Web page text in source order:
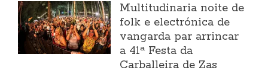
Multitudinaria noite de
folk e electrónica de
vangarda par arrincar
a 41ª Festa da
Carballeira de Zas